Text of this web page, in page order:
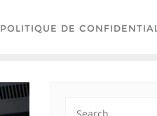
POLITIQUE DE